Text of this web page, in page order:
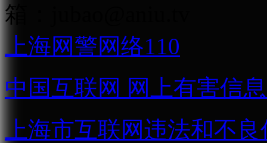
箱：
上海网警网络110
中国互联网 网上有害信
上海市互联网违法和不